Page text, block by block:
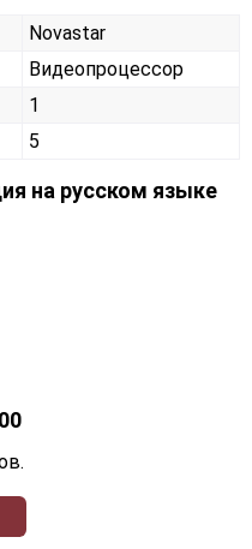
Novastar
Видеопроцессор
1
5
на русском языке